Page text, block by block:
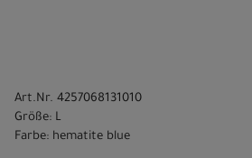
Art.Nr. 4257068131010
Größe: L
Farbe: hematite blue